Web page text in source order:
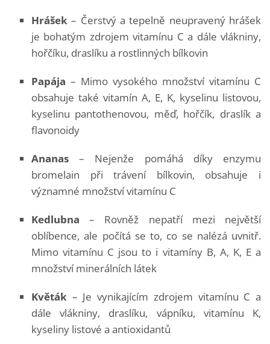
Hrášek – Čerstvý a tepelně neupravený hrášek
je bohatým zdrojem vitamínu C a dále vlákniny,
hořčíku, draslíku a rostlinných bílkovin
Papája – Mimo vysokého množství vitamínu C
obsahuje také vitamín A, E, K, kyselinu listovou,
kyselinu pantothenovou, měď, hořčík, draslík a
flavonoidy
Ananas– Nejenže pomáhá díky enzymu
bromelain při trávení bílkovin, obsahuje i
významné množství vitamínu C
Kedlubna – Rovněž nepatří mezi největší
oblíbence, ale počítá se to, co se nalézá uvnitř.
Mimo vitamínu C jsou to i vitamíny B, A, K, E a
množství minerálních látek
Květák – Je vynikajícím zdrojem vitamínu C a
dále vlákniny, draslíku, vápníku, vitamínu K,
kyseliny listové a antioxidantů